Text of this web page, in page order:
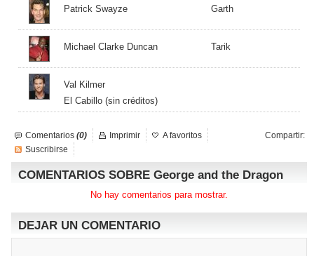
Patrick Swayze Garth
Michael Clarke Duncan Tarik
Val Kilmer
El Cabillo (sin créditos)
Comentarios (0) Compartir:
Imprimir
A favoritos
Suscribirse
COMENTARIOS SOBRE George and the Dragon
No hay comentarios para mostrar.
DEJAR UN COMENTARIO